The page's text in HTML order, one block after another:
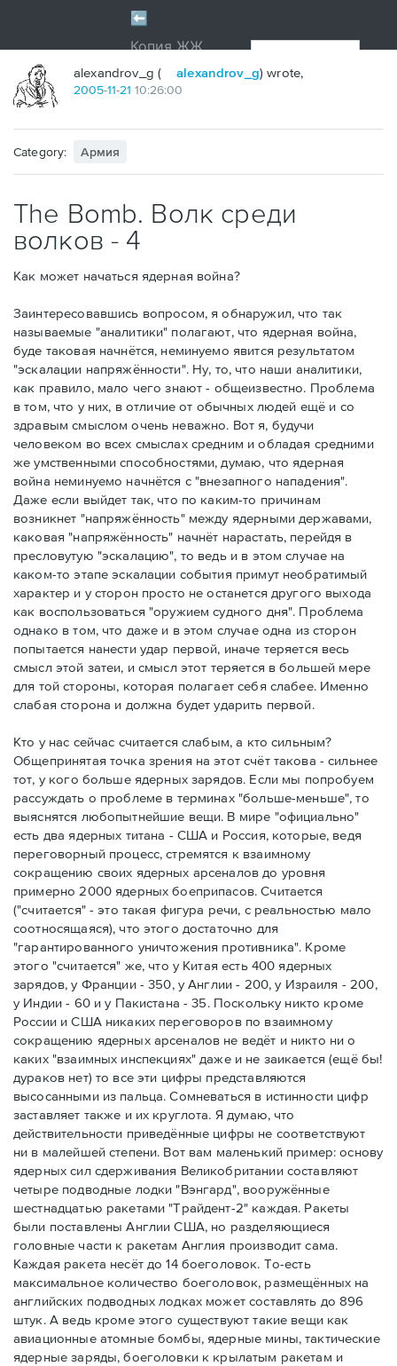
alexandrov_g ( alexandrov_g) wrote,
2005-11-21 10:26:00
Category: Армия
The Bomb. Волк среди
волков - 4
Как может начаться ядерная война?
Заинтересовавшись вопросом, я обнаружил, что так
называемые "аналитики" полагают, что ядерная война,
буде таковая начнётся, неминуемо явится результатом
"эскалации напряжённости". Ну, то, что наши аналитики,
как правило, мало чего знают - общеизвестно. Проблема
в том, что у них, в отличие от обычных людей ещё и со
здравым смыслом очень неважно. Вот я, будучи
человеком во всех смыслах средним и обладая средними
же умственными способностями, думаю, что ядерная
война неминуемо начнётся с "внезапного нападения".
Даже если выйдет так, что по каким-то причинам
возникнет "напряжённость" между ядерными державами,
каковая "напряжённость" начнёт нарастать, перейдя в
пресловутую "эскалацию", то ведь и в этом случае на
каком-то этапе эскалации события примут необратимый
характер и у сторон просто не останется другого выхода
как воспользоваться "оружием судного дня". Проблема
однако в том, что даже и в этом случае одна из сторон
попытается нанести удар первой, иначе теряется весь
смысл этой затеи, и смысл этот теряется в большей мере
для той стороны, которая полагает себя слабее. Именно
слабая сторона и должна будет ударить первой.
Кто у нас сейчас считается слабым, а кто сильным?
Общепринятая точка зрения на этот счёт такова - сильнее
тот, у кого больше ядерных зарядов. Если мы попробуем
рассуждать о проблеме в терминах "больше-меньше", то
выяснятся любопытнейшие вещи. В мире "официально"
есть два ядерных титана - США и Россия, которые, ведя
переговорный процесс, стремятся к взаимному
сокращению своих ядерных арсеналов до уровня
примерно 2000 ядерных боеприпасов. Считается
("считается" - это такая фигура речи, с реальностью мало
соотносящаяся), что этого достаточно для
"гарантированного уничтожения противника". Кроме
этого "считается" же, что у Китая есть 400 ядерных
зарядов, у Франции - 350, у Англии - 200, у Израиля - 200,
у Индии - 60 и у Пакистана - 35. Поскольку никто кроме
России и США никаких переговоров по взаимному
сокращению ядерных арсеналов не ведёт и никто ни о
каких "взаимных инспекциях" даже и не заикается (ещё бы!
дураков нет) то все эти цифры представляются
высосанными из пальца. Сомневаться в истинности цифр
заставляет также и их круглота. Я думаю, что
действительности приведённые цифры не соответствуют
ни в малейшей степени. Вот вам маленький пример: основу
ядерных сил сдерживания Великобритании составляют
четыре подводные лодки "Вэнгард", вооружённые
шестнадцатью ракетами "Трайдент-2" каждая. Ракеты
были поставлены Англии США, но разделяющиеся
головные части к ракетам Англия производит сама.
Каждая ракета несёт до 14 боеголовок. То-есть
максимальное количество боеголовок, размещённых на
английских подводных лодках может составлять до 896
штук. А ведь кроме этого существуют такие вещи как
авиационные атомные бомбы, ядерные мины, тактические
ядерные заряды, боеголовки к крылатым ракетам и